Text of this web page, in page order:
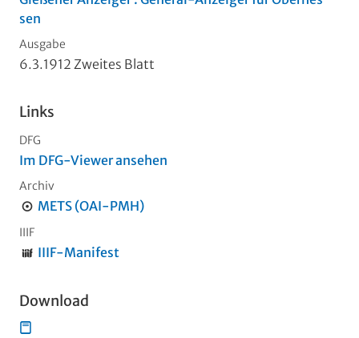
sen
Ausgabe
6.3.1912 Zweites Blatt
Links
DFG
Im DFG-Viewer ansehen
Archiv
METS (OAI-PMH)
IIIF
IIIF-Manifest
Download